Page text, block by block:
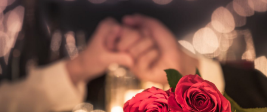
プラ
ウエディングレポート ブラ
アクセス
ご列席の皆様へ